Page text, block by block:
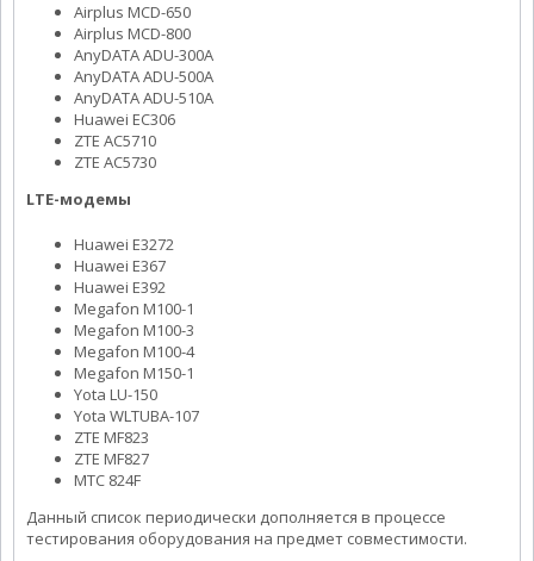
Airplus MCD-650
Airplus MCD-800
AnyDATA ADU-300A
AnyDATA ADU-500A
AnyDATA ADU-510A
Huawei EC306
ZTE AC5710
ZTE AC5730
LTE-модемы
Huawei E3272
Huawei E367
Huawei E392
Megafon M100-1
Megafon M100-3
Megafon M100-4
Megafon M150-1
Yota LU-150
Yota WLTUBA-107
ZTE MF823
ZTE MF827
МТС 824F
Данный список периодически дополняется в процессе
тестирования оборудования на предмет совместимости.